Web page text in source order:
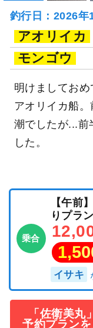
釣行日：2026年
アオリイカ
モンゴウ
明けましてお
アオリイカ船
潮でしたが...前
した。
乗合
【午前
りプラン
イサキ
「佐衛美丸
予約プラン